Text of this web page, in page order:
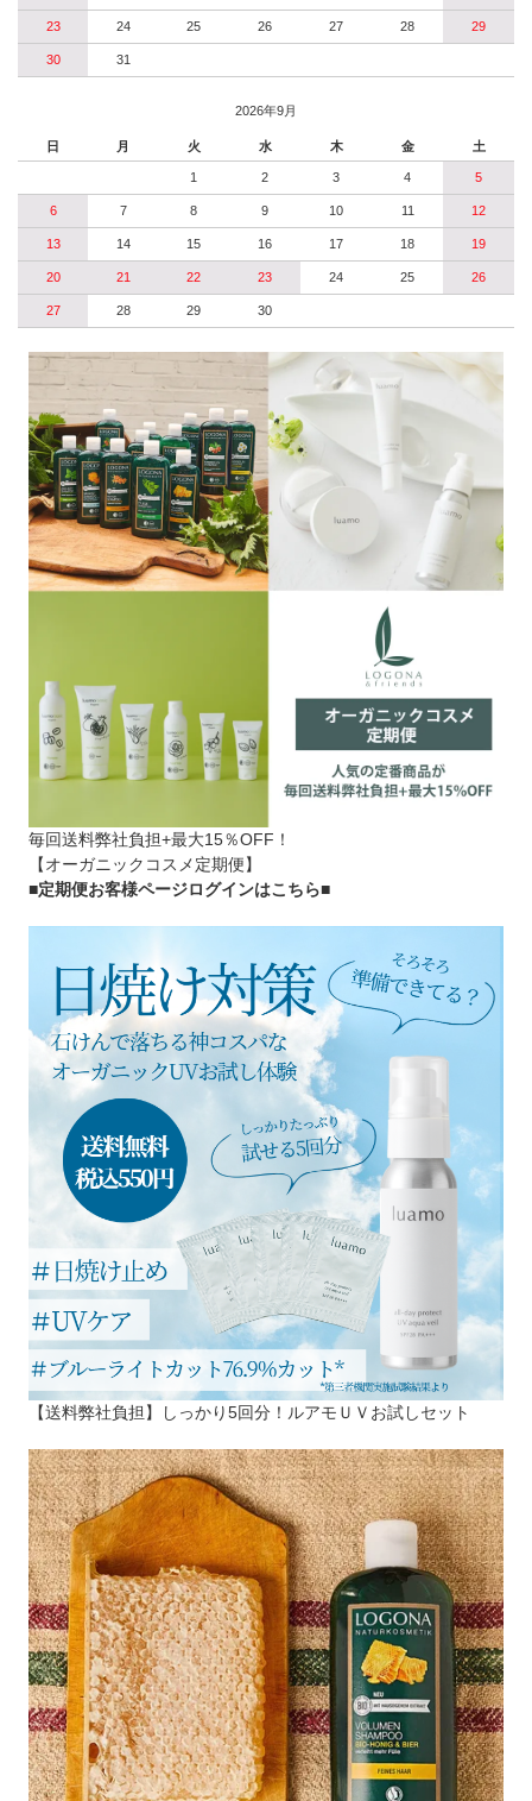
23 24 25 26 27 28 29
30 31
2026年9月
日 月 火 水 木 金 土
1 2 3 4 5
6 7 8 9 10 11 12
13 14 15 16 17 18 19
20 21 22 23 24 25 26
27 28 29 30
毎回送料弊社負担+最大15％OFF！
【オーガニックコスメ定期便】
■定期便お客様ページログインはこちら■
【送料弊社負担】しっかり5回分！ルアモＵＶお試しセット